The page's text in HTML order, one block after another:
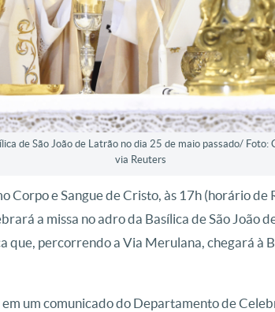
de São João de Latrão no dia 25 de maio passado/ Foto:
via Reuters
Corpo e Sangue de Cristo, às 17h (horário de
a missa no adro da Basílica de São João
que, percorrendo a Via Merulana, chegará à
um comunicado do Departamento de